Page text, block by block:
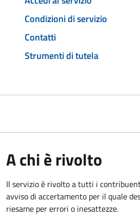
Condizioni di servizio
Contatti
Strumenti di tutela
A chi è rivolto
Il servizio è rivolto a tutti i
avviso di accertamento per il quale
riesame per errori o inesattezze.